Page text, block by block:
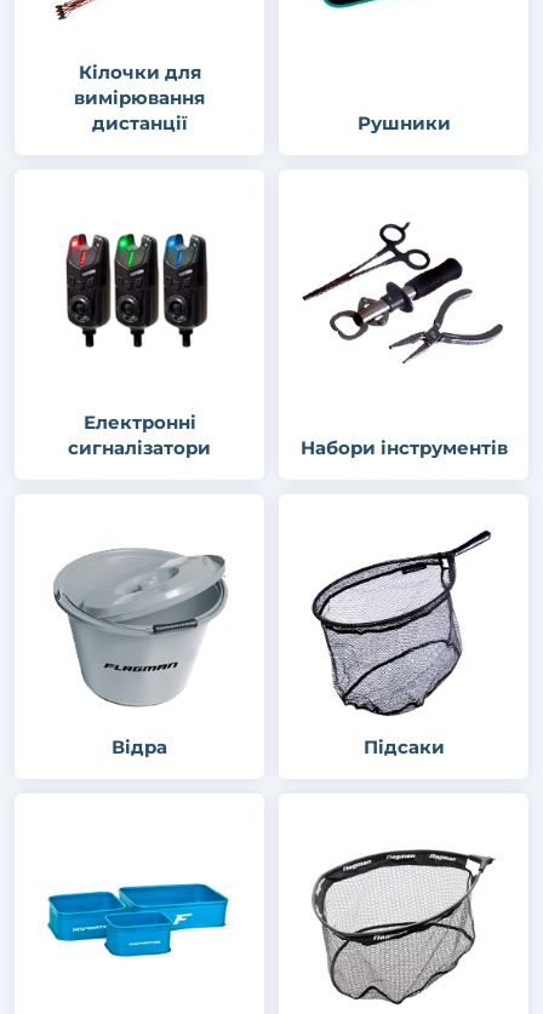
Кілочки для
вимірювання
дистанції
Рушники
Електронні
сигналізатори
Набори інструментів
Відра Підсаки